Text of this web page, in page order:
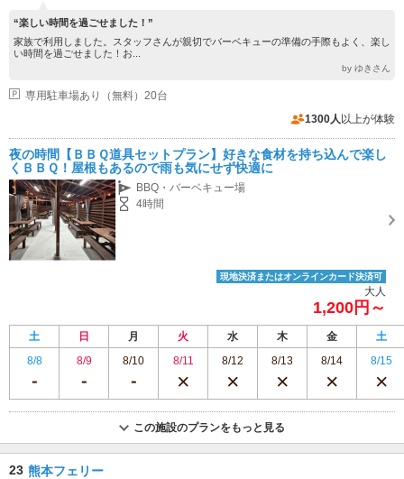
“楽しい時間を過ごせました！”
家族で利用しました。スタッフさんが親切でバーベキューの準備の手際もよく、楽し
い時間を過ごせました！お...
by ゆきさん
専用駐車場あり（無料）20台
1300人 以上が体験
夜の時間【ＢＢＱ道具セットプラン】好きな食材を持ち込んで楽し
くＢＢＱ！屋根もあるので雨も気にせず快適に
BBQ・バーベキュー場
4時間
現地決済またはオンラインカード決済可
大人
1,200円～
土 日 月 火 水 木 金
土
8/8
8/9 8/10 8/11 8/12 8/13 8/14 8/15
この施設のプランをもっと見る
23 熊本フェリー